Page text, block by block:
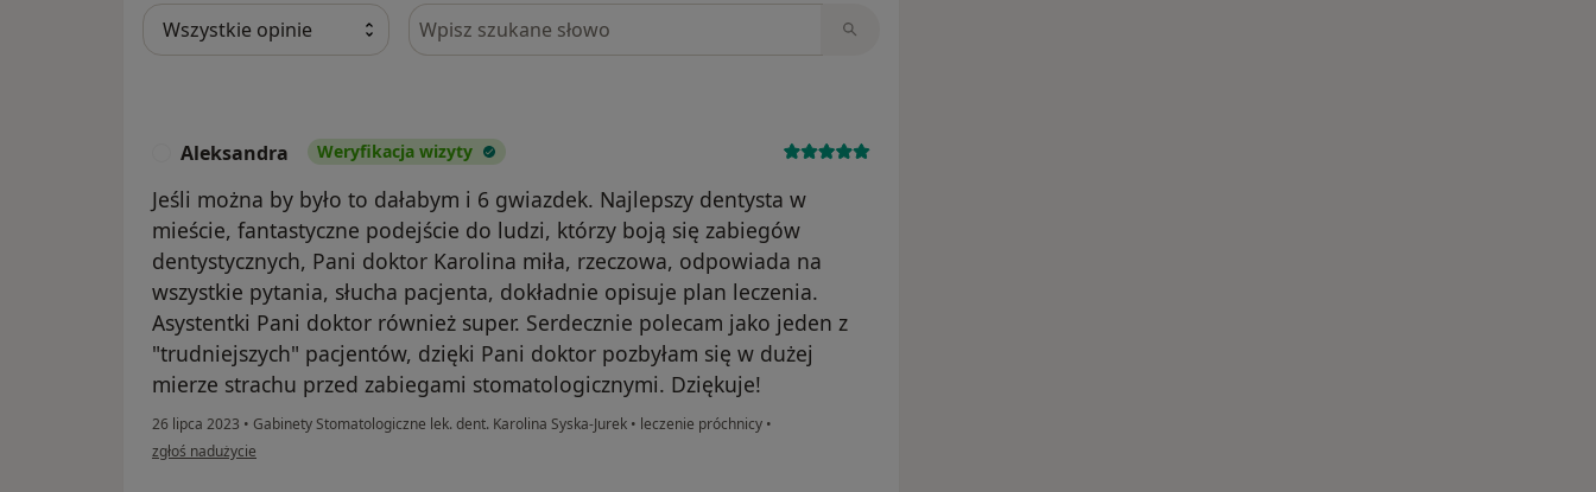
Szukaj w opiniach
Aleksandra Weryfikacja wizyty
Jeśli można by było to dałabym i 6 gwiazdek. Najlepszy dentysta w
mieście, fantastyczne podejście do ludzi, którzy boją się zabiegów
dentystycznych, Pani doktor Karolina miła, rzeczowa, odpowiada na
wszystkie pytania, słucha pacjenta, dokładnie opisuje plan leczenia.
Asystentki Pani doktor również super. Serdecznie polecam jako jeden z
"trudniejszych" pacjentów, dzięki Pani doktor pozbyłam się w dużej
mierze strachu przed zabiegami stomatologicznymi. Dziękuje!
26 lipca 2023 • Gabinety Stomatologiczne lek. dent. Karolina Syska-Jurek • leczenie próchnicy •
w opinii użytkownika Aleksandra
zgłoś nadużycie